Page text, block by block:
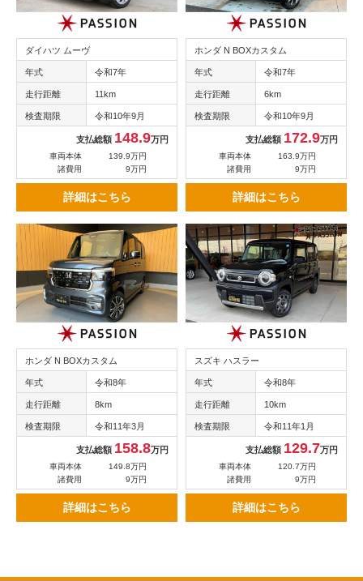
ダイハツ ムーヴ
年式 令和7年
走行距離 11km
検査期限 令和10年9月
支払総額 148.9万円
車両本体
139.9万円
諸費用
9万円
詳細はこちら
ホンダ N BOXカスタム
年式 令和7年
走行距離 6km
検査期限 令和10年9月
支払総額 172.9万円
車両本体
163.9万円
諸費用
9万円
詳細はこちら
ホンダ N BOXカスタム
年式 令和8年
走行距離 8km
検査期限 令和11年3月
支払総額 158.8万円
車両本体
149.8万円
諸費用
9万円
詳細はこちら
スズキ ハスラー
年式 令和8年
走行距離 10km
検査期限 令和11年1月
支払総額 129.7万円
車両本体
120.7万円
諸費用
9万円
詳細はこちら